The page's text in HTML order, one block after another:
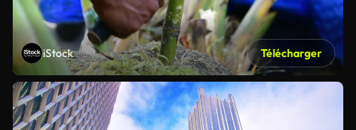
iStock Télécharger